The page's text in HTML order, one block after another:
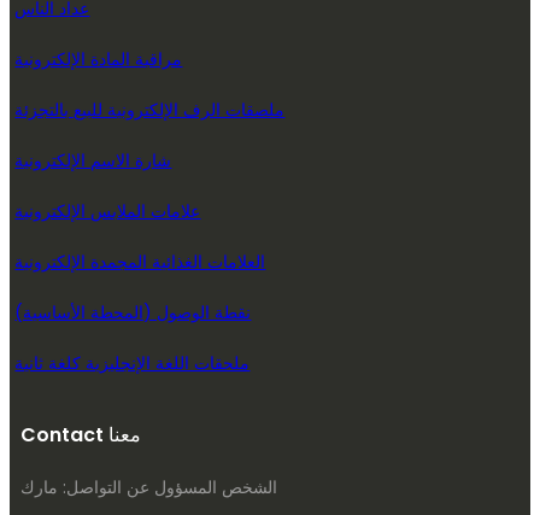
عداد الناس
مراقبة المادة الإلكترونية
ملصقات الرف الإلكترونية للبيع بالتجزئة
شارة الاسم الإلكترونية
علامات الملابس الإلكترونية
العلامات الغذائية المجمدة الإلكترونية
نقطة الوصول (المحطة الأساسية)
ملحقات اللغة الإنجليزية كلغة ثانية
Contact معنا
الشخص المسؤول عن التواصل: مارك